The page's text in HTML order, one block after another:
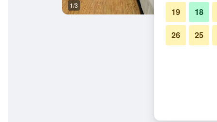
1/3
18
19
25
26